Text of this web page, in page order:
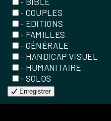
- COUPLES
- EDITIONS
- FAMILLES
- GÉNÉRALE
- HANDICAP VISUEL
- HUMANITAIRE
- SOLOS
Enregistrer